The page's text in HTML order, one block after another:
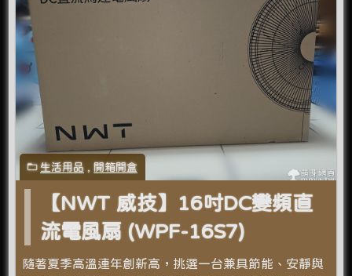
生活用品 開箱開盒
【NWT 威技】16吋DC變頻直
流電風扇 (WPF-16S7)
隨著夏季高溫連年創新高，挑選一台兼具節能、安靜與